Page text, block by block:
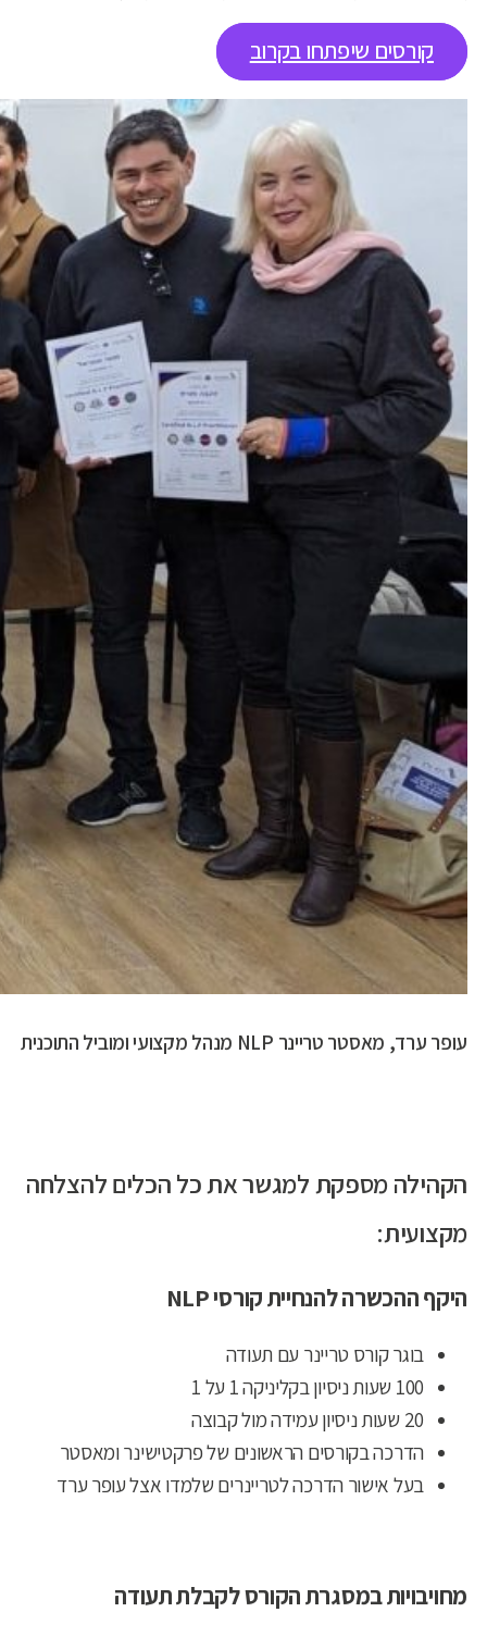
קורסים שיפתחו בקרוב
עופר ערד, מאסטר טריינר NLP מנהל מקצועי ומוביל התוכנית
הקהילה מספקת למגשר את כל הכלים להצלחה
מקצועית:
היקף ההכשרה להנחיית קורסי NLP
בוגר קורס טריינר עם תעודה
100 שעות ניסיון בקליניקה 1 על 1
20 שעות ניסיון עמידה מול קבוצה
הדרכה בקורסים הראשונים של פרקטישינר ומאסטר
בעל אישור הדרכה לטריינרים שלמדו אצל עופר ערד
מחויבויות במסגרת הקורס לקבלת תעודה